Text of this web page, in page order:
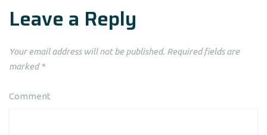
Leave a Reply
Your email address will not be published. Required fields are
marked*
Comment